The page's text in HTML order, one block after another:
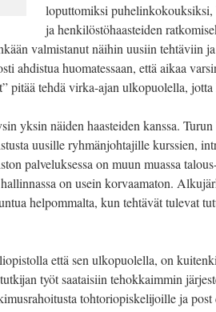
loputtomiksi puhelinkokouksiksi,
ja henkilöstöhaasteiden
valmistanut näihin uusiin tehtäviin
ahdistua huomatessaan, että aikaa
pitää tehdä virka-ajan ulkopuolella,
yksin näiden haasteiden kanssa.
uusille ryhmänjohtajille kurssien,
palveluksessa on muun muassa
on usein korvaamaton.
helpommalta, kun tehtävät tulevat
että sen ulkopuolella, on
työt saataisiin tehokkaimmin
tohtoriopiskelijoille ja